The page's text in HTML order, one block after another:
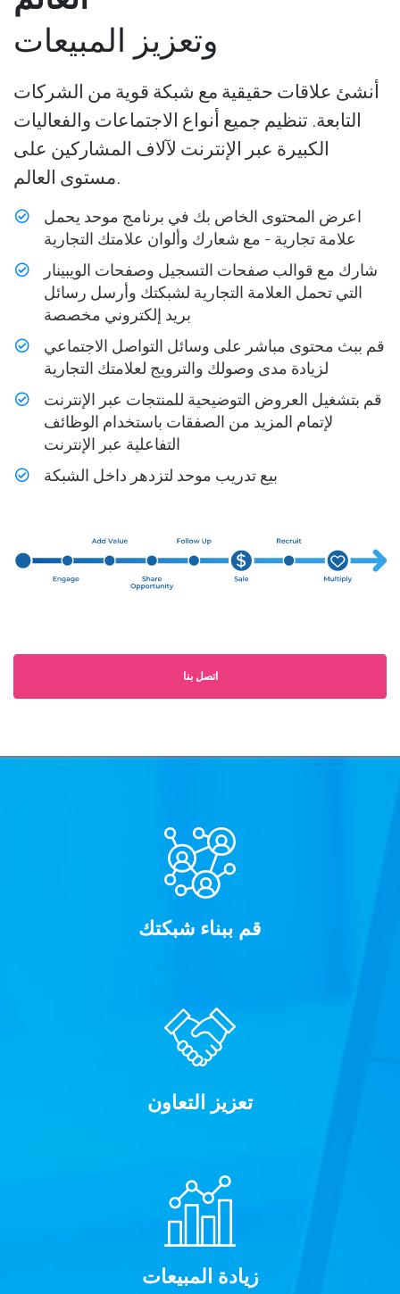
وتعزيز المبيعات
أنشئ علاقات حقيقية مع شبكة قوية من الشركات
التابعة. تنظيم جميع أنواع الاجتماعات والفعاليات
الكبيرة عبر الإنترنت لآلاف المشاركين على
مستوى العالم.
اعرض المحتوى الخاص بك في برنامج موحد يحمل
علامة تجارية - مع شعارك وألوان علامتك التجارية
شارك مع قوالب صفحات التسجيل وصفحات الويبينار
التي تحمل العلامة التجارية لشبكتك وأرسل رسائل
بريد إلكتروني مخصصة
قم ببث محتوى مباشر على وسائل التواصل الاجتماعي
لزيادة مدى وصولك والترويج لعلامتك التجارية
قم بتشغيل العروض التوضيحية للمنتجات عبر الإنترنت
لإتمام المزيد من الصفقات باستخدام الوظائف
التفاعلية عبر الإنترنت
بيع تدريب موحد لتزدهر داخل الشبكة
اتصل بنا
قم ببناء شبكتك
تعزيز التعاون
زيادة المبيعات